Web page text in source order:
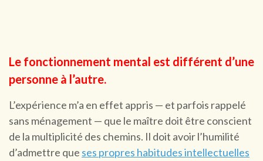
Le fonctionnement mental est différent d’une
personne à l’autre.
L’expérience m’a en effet appris — et parfois rappelé
sans ménagement — que le maître doit être conscient
de la multiplicité des chemins. Il doit avoir l’humilité
d’admettre que ses propres habitudes intellectuelles